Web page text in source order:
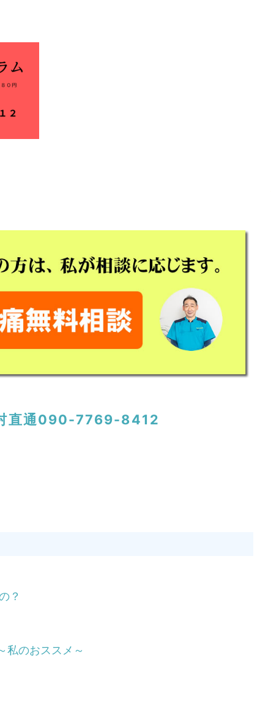
直通090-7769-8412
？
私のおススメ～